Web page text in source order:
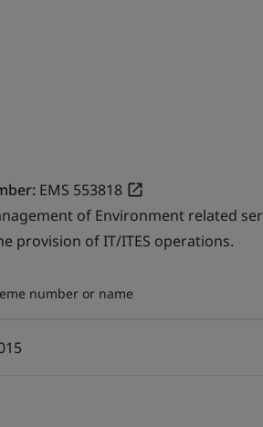
EMS 553818
of Environment related
provision of IT/ITES operations.
number or name